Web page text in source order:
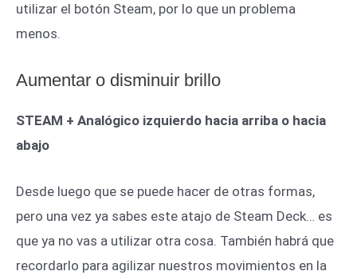
utilizar el botón Steam, por lo que un problema
menos.
Aumentar o disminuir brillo
STEAM + Analógico izquierdo hacia arriba o hacia
abajo
Desde luego que se puede hacer de otras formas,
pero una vez ya sabes este atajo de Steam Deck… es
que ya no vas a utilizar otra cosa. También habrá que
recordarlo para agilizar nuestros movimientos en la